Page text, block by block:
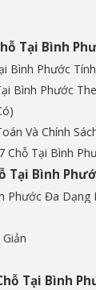
Tại Bình
Bình Phước
Bình Phước
Và Chính
Chỗ Tại Bình
Tại Bình
Phước Đa Dạng
Tại Bình